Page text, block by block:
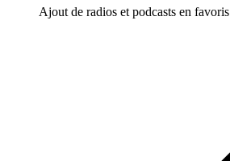
Ajout de radios et podcasts en favoris